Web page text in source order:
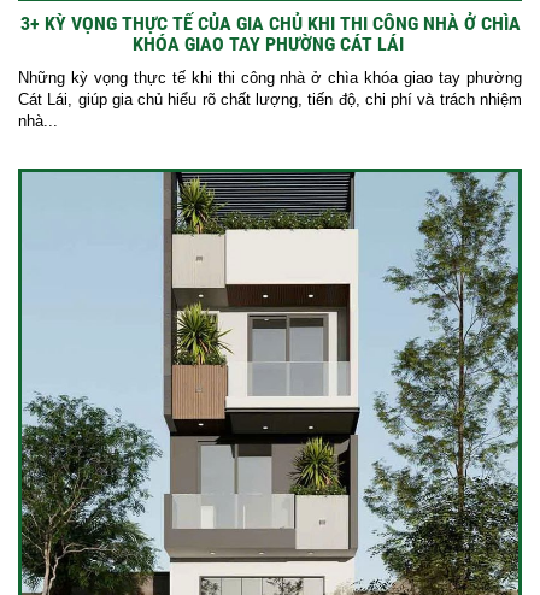
3+ KỲ VỌNG THỰC TẾ CỦA GIA CHỦ KHI THI CÔNG NHÀ Ở CHÌA
KHÓA GIAO TAY PHƯỜNG CÁT LÁI
Những kỳ vọng thực tế khi thi công nhà ở chìa khóa giao tay phường
Cát Lái, giúp gia chủ hiểu rõ chất lượng, tiến độ, chi phí và trách nhiệm
nhà...